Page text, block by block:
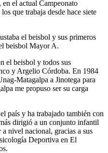
el actual Campeonato
que trabaja desde hace siete
el beisbol y sus primeros
beisbol Mayor A.
el beisbol y todos sus
y Argelio Córdoba. En 1984
Matagalpa a Jinotega para
me propuso ser su carga
país y ha trabajado también con
dirigió a un conjunto infantil
nivel nacional, gracias a sus
Deportiva en El